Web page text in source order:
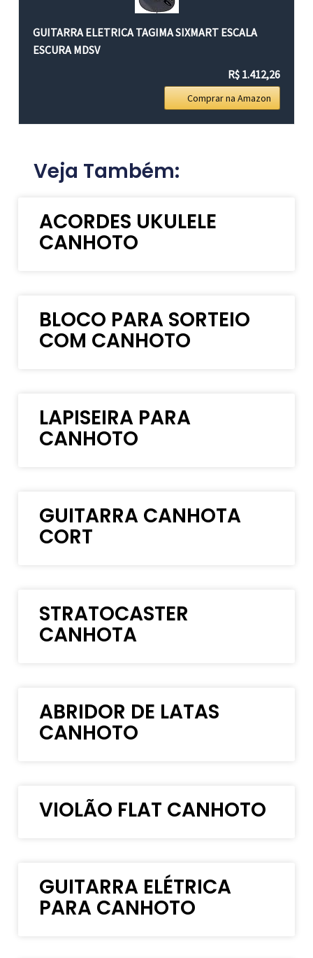
GUITARRA ELETRICA TAGIMA SIXMART ESCALA
ESCURA MDSV
R$ 1.412,26
Comprar na Amazon
Veja Também:
ACORDES UKULELE
CANHOTO
BLOCO PARA SORTEIO
COM CANHOTO
LAPISEIRA PARA
CANHOTO
GUITARRA CANHOTA
CORT
STRATOCASTER
CANHOTA
ABRIDOR DE LATAS
CANHOTO
VIOLÃO FLAT CANHOTO
GUITARRA ELÉTRICA
PARA CANHOTO